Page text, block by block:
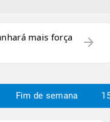
mais força
arrow_forward
Fim de semana